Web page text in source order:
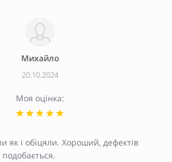
Михайло
20.10.2024
Моя оцінка:
як і обіцяли. Хороший, дефектів